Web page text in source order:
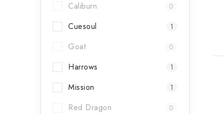
Caliburn 0
Cuesoul 1
Goat 0
Harrows 1
Mission 1
Red Dragon 0